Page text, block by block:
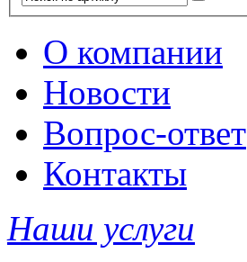
О компании
Новости
Вопрос-ответ
Контакты
Наши услуги